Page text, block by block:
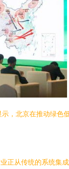
，北京在推动绿色
正从传统的系统集